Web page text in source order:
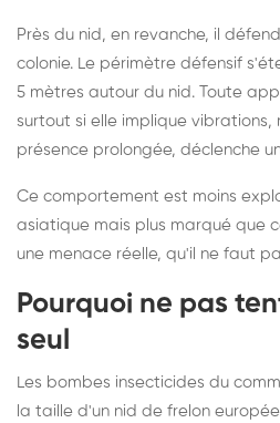
Près du nid, en revanche, il
colonie. Le périmètre défensif
5 mètres autour du nid. Toute
surtout si elle implique vibrations,
présence prolongée, déclenche
Ce comportement est moins
asiatique mais plus marqué que
une menace réelle, qu'il ne faut
Pourquoi ne pas
seul
Les bombes insecticides du
la taille d'un nid de frelon